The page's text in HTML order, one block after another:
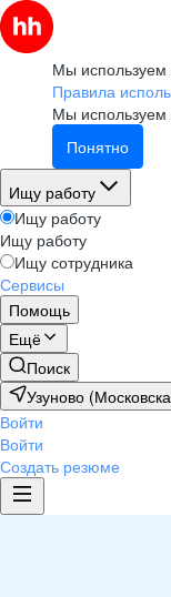
Мы используем
Правила
Мы
Понятно
Ищу работу
Ищу работу
Ищу работу
Ищу сотрудника
Сервисы
Помощь
Ещё
Поиск
Узуново
Войти
Войти
Создать резюме